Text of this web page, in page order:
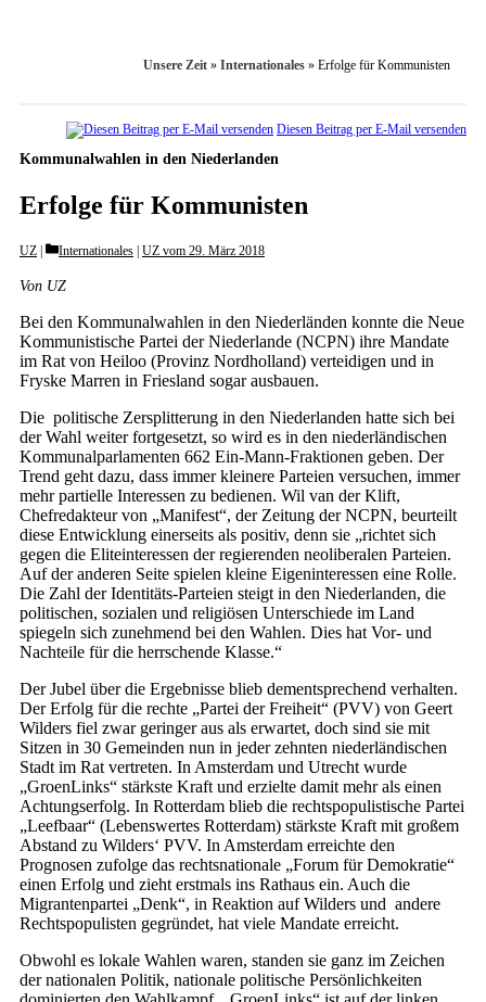
Unsere Zeit » Internationales » Erfolge für Kommunisten
Diesen Beitrag per E-Mail versenden
Kommunalwahlen in den Niederlanden
Erfolge für Kommunisten
UZ Categories
Internationales UZ vom 29. März 2018
Von UZ
Bei den Kommunalwahlen in den Niederländen konnte die Neue
Kommunistische Partei der Niederlande (NCPN) ihre Mandate
im Rat von Heiloo (Provinz Nordholland) verteidigen und in
Fryske Marren in Friesland sogar ausbauen.
Die politische Zersplitterung in den Niederlanden hatte sich bei
der Wahl weiter fortgesetzt, so wird es in den niederländischen
Kommunalparlamenten 662 Ein-Mann-Fraktionen geben. Der
Trend geht dazu, dass immer kleinere Parteien versuchen, immer
mehr partielle Interessen zu bedienen. Wil van der Klift,
Chefredakteur von „Manifest“, der Zeitung der NCPN, beurteilt
diese Entwicklung einerseits als positiv, denn sie „richtet sich
gegen die Eliteinteressen der regierenden neoliberalen Parteien.
Auf der anderen Seite spielen kleine Eigeninteressen eine Rolle.
Die Zahl der Identitäts-Parteien steigt in den Niederlanden, die
politischen, sozialen und religiösen Unterschiede im Land
spiegeln sich zunehmend bei den Wahlen. Dies hat Vor- und
Nachteile für die herrschende Klasse.“
Der Jubel über die Ergebnisse blieb dementsprechend verhalten.
Der Erfolg für die rechte „Partei der Freiheit“ (PVV) von Geert
Wilders fiel zwar geringer aus als erwartet, doch sind sie mit
Sitzen in 30 Gemeinden nun in jeder zehnten niederländischen
Stadt im Rat vertreten. In Amsterdam und Utrecht wurde
„GroenLinks“ stärkste Kraft und erzielte damit mehr als einen
Achtungserfolg. In Rotterdam blieb die rechtspopulistische Partei
„Leefbaar“ (Lebenswertes Rotterdam) stärkste Kraft mit großem
Abstand zu Wilders‘ PVV. In Amsterdam erreichte den
Prognosen zufolge das rechtsnationale „Forum für Demokratie“
einen Erfolg und zieht erstmals ins Rathaus ein. Auch die
Migrantenpartei „Denk“, in Reaktion auf Wilders und andere
Rechtspopulisten gegründet, hat viele Mandate erreicht.
Obwohl es lokale Wahlen waren, standen sie ganz im Zeichen
der nationalen Politik, nationale politische Persönlichkeiten